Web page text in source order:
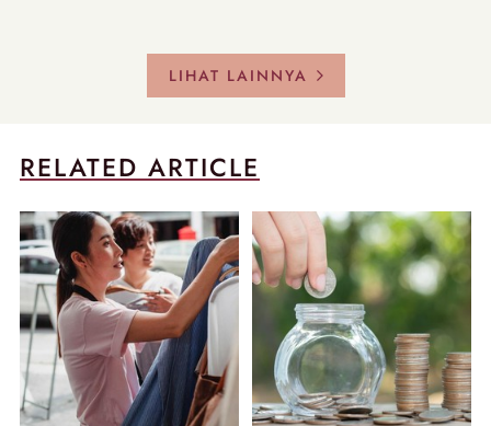
LIHAT LAINNYA
RELATED ARTICLE